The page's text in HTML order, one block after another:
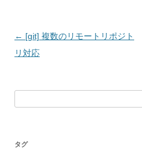
投
稿
← [git] 複数のリモートリポジト
リ対応
タグ